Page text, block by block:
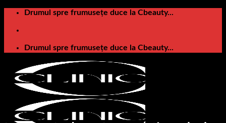
Skip
content
Drumul spre frumusețe duce la Cbeauty...
Drumul spre frumusețe duce la Cbeauty...